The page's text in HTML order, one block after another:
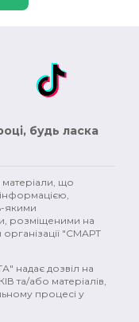
будь ласка
матеріали, що
якими
розміщеними на
організації "СМАРТ
надає дозвіл на
та/або матеріалів,
процесі у